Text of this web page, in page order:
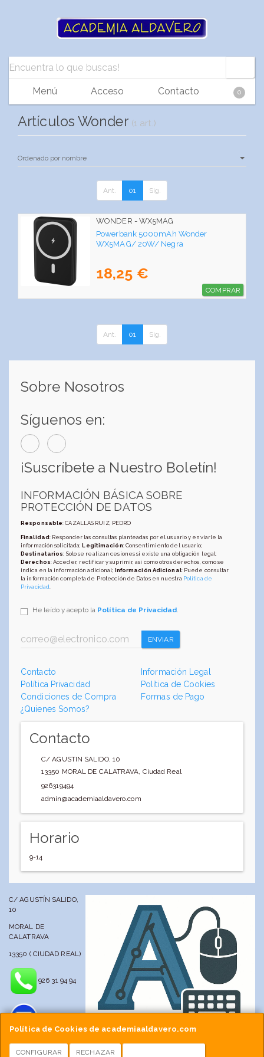
Menú Acceso Contacto 0
Artículos Wonder (1 art.)
Ant. 01 Sig.
WONDER - WX5MAG
Powerbank 5000mAh Wonder
WX5MAG/ 20W/ Negra
18,25 €
COMPRAR
Ant. 01 Sig.
Política de Cookies de academiaaldavero.com
CONFIGURAR RECHAZAR
Sobre Nosotros
Síguenos en:
¡Suscríbete a Nuestro Boletín!
INFORMACIÓN BÁSICA SOBRE
PROTECCIÓN DE DATOS
Responsable: CAZALLAS RUIZ, PEDRO
Finalidad: Responder las consultas planteadas por el usuario y enviarle la
información solicitada;Legitimación: Consentimiento del usuario;
Destinatarios: Solo se realizan cesiones si existe una obligación legal;
Derechos: Acceder, rectificar y suprimir, así como otros derechos, como se
indica en la información adicional; Información Adicional: Puede consultar
la información completa de Protección de Datos en nuestra Política de
Privacidad
He leído y acepto la Política de Privacidad.
ENVIAR
Contacto
Información Legal
Política Privacidad
Política de Cookies
Condiciones de Compra
Formas de Pago
¿Quienes Somos?
Contacto
C/ AGUSTIN SALIDO, 10
13350 MORAL DE CALATRAVA, Ciudad Real
926319494
admin@academiaaldavero.com
Horario
9-14
C/ AGUSTÍN SALIDO,
10
MORAL DE
CALATRAVA
13350 ( CIUDAD REAL)
926 31 94 94